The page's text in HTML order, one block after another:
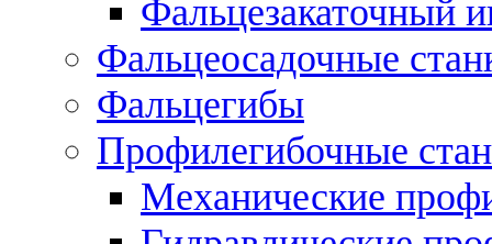
Фальцезакаточный
Фальцеосадочные
Фальцегибы
Профилегибочные
Механические